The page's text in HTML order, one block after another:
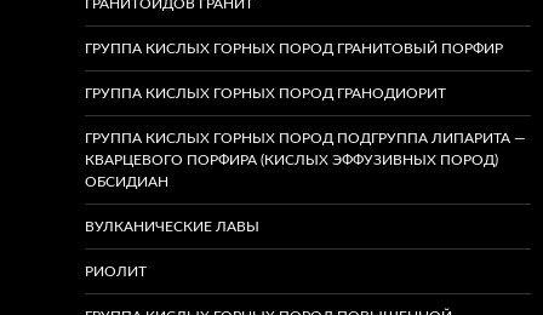
ГРАНИТОИДОВ ГРАНИТ
ГРУППА КИСЛЫХ ГОРНЫХ ПОРОД ГРАНИТОВЫЙ ПОРФИР
ГРУППА КИСЛЫХ ГОРНЫХ ПОРОД ГРАНОДИОРИТ
ГРУППА КИСЛЫХ ГОРНЫХ ПОРОД ПОДГРУППА ЛИПАРИТА —
КВАРЦЕВОГО ПОРФИРА (КИСЛЫХ ЭФФУЗИВНЫХ ПОРОД)
ОБСИДИАН
ВУЛКАНИЧЕСКИЕ ЛАВЫ
РИОЛИТ